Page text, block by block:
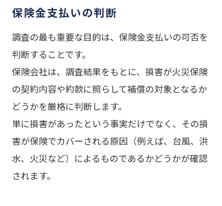
保険金支払いの判断
調査の最も重要な目的は、保険金支払いの可否を
判断することです。
保険会社は、調査結果をもとに、損害が火災保険
の契約内容や約款に照らして補償の対象となるか
どうかを厳格に判断します。
単に損害があったという事実だけでなく、その損
害が保険でカバーされる原因（例えば、台風、洪
水、火災など）によるものであるかどうかが確認
されます。